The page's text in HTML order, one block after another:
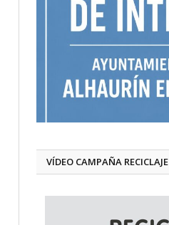
VÍDEO CAMPAÑA RECICLAJE